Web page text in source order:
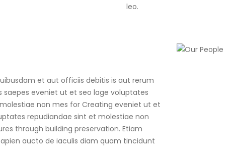
leo.
et aut officiis debitis is aut rerum
saepes eveniet ut et seo lage voluptates
non mes for Creating eveniet ut et
repudiandae sint et molestiae non
through building preservation. Etiam
aucto de iaculis diam quam tincidunt